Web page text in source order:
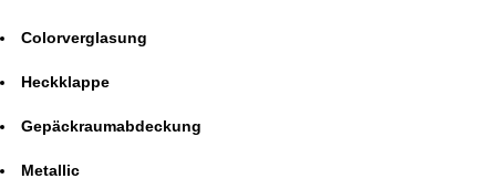
Colorverglasung
Heckklappe
Gepäckraumabdeckung
Metallic